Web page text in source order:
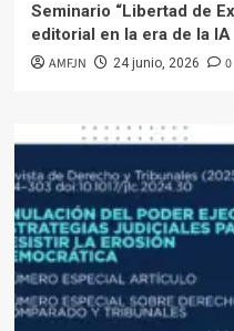
Seminario “Libertad de
editorial en la era de la IA
AMFJN 24 junio, 2026 0